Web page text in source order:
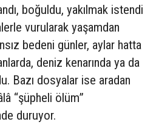
boğuldu, yakılmak istendi
vurularak yaşamdan
bedeni günler, aylar hatta
deniz kenarında ya da
Bazı dosyalar ise aradan
“şüpheli ölüm”
duruyor.